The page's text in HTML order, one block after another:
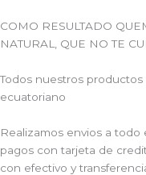
COMO RESULTADO
NATURAL, QUE NO TE
Todos nuestros
ecuatoriano
Realizamos envios a
pagos con tarjeta de
con efectivo y